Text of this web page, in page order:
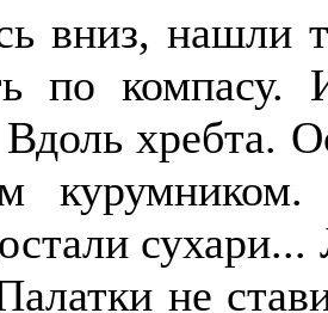
вниз, нашли
по компасу.
хребта.
не